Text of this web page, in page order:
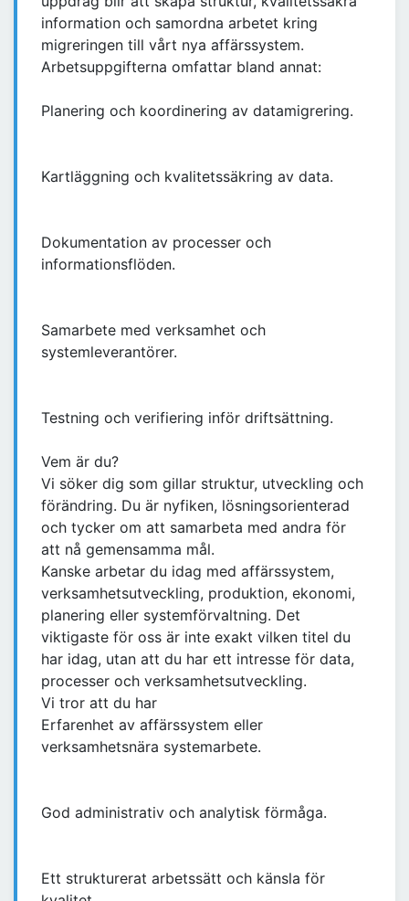
information och samordna arbetet kring
migreringen till vårt nya affärssystem.
Arbetsuppgifterna omfattar bland annat:
Planering och koordinering av datamigrering.
Kartläggning och kvalitetssäkring av data.
Dokumentation av processer och
informationsflöden.
Samarbete med verksamhet och
systemleverantörer.
Testning och verifiering inför driftsättning.
Vem är du?
Vi söker dig som gillar struktur, utveckling och
förändring. Du är nyfiken, lösningsorienterad
och tycker om att samarbeta med andra för
att nå gemensamma mål.
Kanske arbetar du idag med affärssystem,
verksamhetsutveckling, produktion, ekonomi,
planering eller systemförvaltning. Det
viktigaste för oss är inte exakt vilken titel du
har idag, utan att du har ett intresse för data,
processer och verksamhetsutveckling.
Vi tror att du har
Erfarenhet av affärssystem eller
verksamhetsnära systemarbete.
God administrativ och analytisk förmåga.
Ett strukturerat arbetssätt och känsla för